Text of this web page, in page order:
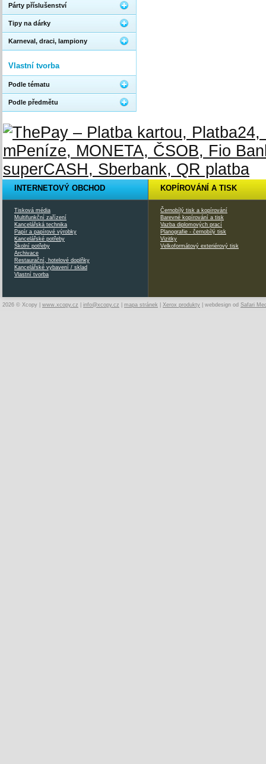
Párty příslušenství
Tipy na dárky
Karneval, draci, lampiony
Vlastní tvorba
Podle tématu
Podle předmětu
INTERNETOVÝ OBCHOD
Tisková média
Multifunkční zařízení
Kancelářská technika
Papír a papírové výrobky
Kancelářské potřeby
Školní potřeby
Archivace
Restaurační, hotelové doplňky
Kancelářské vybavení / sklad
Vlastní tvorba
KOPÍROVÁNÍ A TISK
Černobílý tisk a kopírování
Barevné kopírování a tisk
Vazba diplomových prací
Planografie - černobílý tisk
Vizitky
Velkoformátový exteriérový tisk
2026 © Xcopy | www.xcopy.cz info@xcopy.cz mapa stránek Xerox produkty | webdesign od Safari